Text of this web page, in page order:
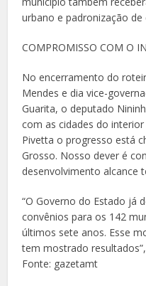
urbano e padronização de
COMPROMISSO COM O
No encerramento do
Mendes e dia vice-
Guarita, o deputado
com as cidades do
Pivetta o progresso está
Grosso. Nosso dever é
desenvolvimento alcance
“O Governo do Estado já
convênios para os 142
últimos sete anos. Esse
tem mostrado
Fonte: gazetamt